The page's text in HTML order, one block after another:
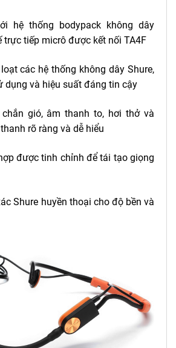
hệ thống bodypack không dây
trực tiếp micrô được kết nối TA4F
các hệ thống không dây Shure,
dụng và hiệu suất đáng tin cậy
gió, âm thanh to, hơi thở và
rõ ràng và dễ hiểu
được tinh chỉnh để tái tạo giọng
Shure huyền thoại cho độ bền và